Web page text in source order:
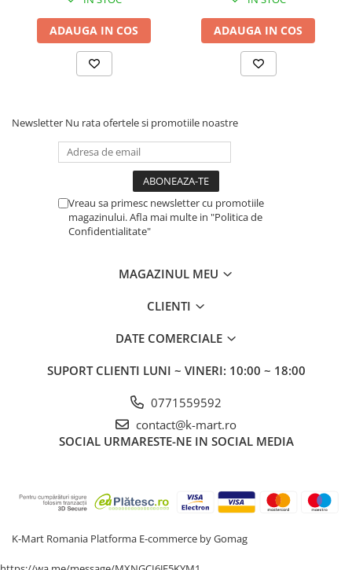
ADAUGA IN COS ADAUGA IN COS
Newsletter Nu rata ofertele si promotiile noastre
Vreau sa primesc newsletter cu promotiile
magazinului. Afla mai multe in "Politica de
Confidentialitate"
MAGAZINUL MEU
CLIENTI
DATE COMERCIALE
SUPORT CLIENTI LUNI ~ VINERI: 10:00 ~ 18:00
0771559592
contact@k-mart.ro
SOCIAL URMARESTE-NE IN SOCIAL MEDIA
K-Mart Romania Platforma E-commerce by Gomag